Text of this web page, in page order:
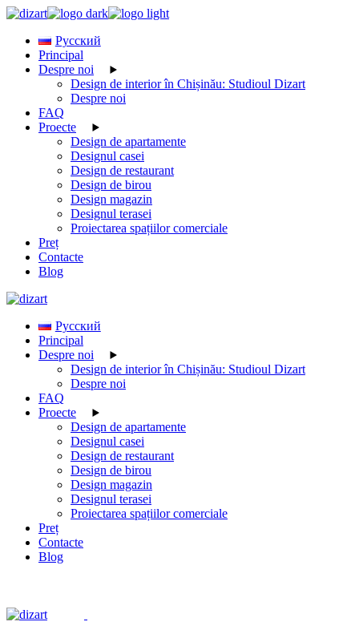
Skip
content
Русский
Principal
Despre noi
Design de interior în Chișinău: Studioul Dizart
Despre noi
FAQ
Proecte
Design de apartamente
Designul casei
Design de restaurant
Design de birou
Design magazin
Designul terasei
Proiectarea spațiilor comerciale
Preț
Contacte
Blog
Русский
Principal
Despre noi
Design de interior în Chișinău: Studioul Dizart
Despre noi
FAQ
Proecte
Design de apartamente
Designul casei
Design de restaurant
Design de birou
Design magazin
Designul terasei
Proiectarea spațiilor comerciale
Preț
Contacte
Blog